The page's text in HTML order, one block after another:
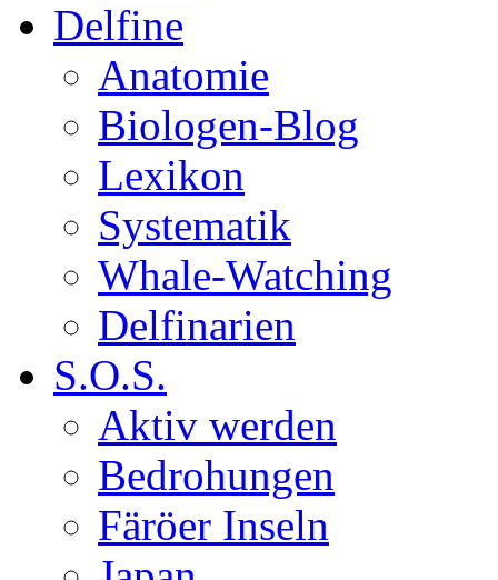
Delfine
Anatomie
Biologen-Blog
Lexikon
Systematik
Whale-Watching
Delfinarien
S.O.S.
Aktiv werden
Bedrohungen
Färöer Inseln